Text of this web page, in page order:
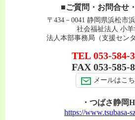
■ご質問・お問合せ
〒434－0041 静岡県浜松市
社会福祉法人 小羊
法人本部事務局（支援セン
TEL 053-584-
FAX 053-585-
メールはこ
・つばさ静岡
https://www.tsubasa-